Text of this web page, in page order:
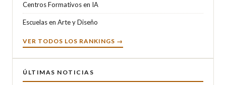
Centros Formativos en IA
Escuelas en Arte y Diseño
VER TODOS LOS RANKINGS →
ÚLTIMAS NOTICIAS